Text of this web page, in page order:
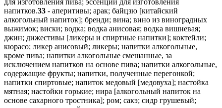
напитков.33 - аперитивы; арак; байцзю [китайский
алкогольный напиток]; бренди; вина; вино из виноградных
выжимок; виски; водка; водка анисовая; водка вишневая;
джин; дижестивы [ликеры и спиртные напитки]; коктейли;
кюрасо; ликер анисовый; ликеры; напитки алкогольные,
кроме пива; напитки алкогольные смешанные, за
исключением напитков на основе пива; напитки алкогольные,
содержащие фрукты; напитки, полученные перегонкой;
напитки спиртовые; напиток медовый [медовуха]; настойка
мятная; настойки горькие; нира [алкогольный напиток на
основе сахарного тростника]; ром; сакэ; сидр грушевый;